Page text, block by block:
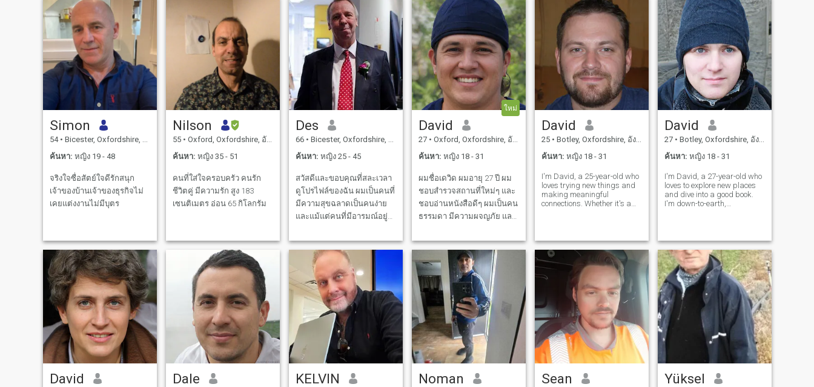
Simon
54 • Bicester, Oxfordshire, อังกฤษ
ค้นหา: หญิง 19 - 48
จริงใจซื่อสัตย์ใจดีรักสนุก
เจ้าของบ้านเจ้าของธุรกิจไม่
เคยแต่งงานไม่มีบุตร
Nilson
55 • Oxford, Oxfordshire, อังกฤษ
ค้นหา: หญิง 35 - 51
คนที่ใส่ใจครอบครัว คนรัก
ชีวิตคู่ มีความรัก สูง 183
เซนติเมตร อ่อน 65 กิโลกรัม
Des
66 • Bicester, Oxfordshire, อังกฤษ
ค้นหา: หญิง 25 - 45
สวัสดีและขอบคุณที่สละเวลา
ดูโปรไฟล์ของฉัน ผมเป็นคนที่
มีความสุขฉลาดเป็นคนง่าย
และแม้แต่คนที่มีอารมณ์อยู่
ของภาคใต้ของอังกฤษใกล้กับ
ฟอร์ดและไม่ไกลจาก
ลอนดอน ฉันได้นำชีวิตที่
กระตือรือร้นและน่าสนใจแต่
ตอนนี้ฉันกำลังมองหาที่จะปัก
หลักกับผู้หญิงที่เหมาะสมที่
ยินดีที่จะย้ายไปยังอังกฤษ เพื่อ
แลกกับความรักและความมุ่ง
มั่นของคุณฉันจะให้เหมือน
กันกับคุณและมากขึ้นในบ้าน
จะอยู่ที่กรุงเทพในวันพฤหัสบดี
ใหม่
David
27 • Oxford, Oxfordshire, อังกฤษ
ค้นหา: หญิง 18 - 31
ผมชื่อเดวิด ผมอายุ 27 ปี ผม
ชอบสํารวจสถานที่ใหม่ๆ และ
ชอบอ่านหนังสือดีๆ ผมเป็นคน
ธรรมดา มีความผจญภัย และ
เป็นการเดินป่าในภูเขา หรือ
การลองร้านอาหารใหม่ ฉัน
พร้อมเสมอที่จะสร้างความ
ทรงจํา และเชื่อมต่อกับจิต
วิญญาณที่คิดเหมือนฉัน
David
25 • Botley, Oxfordshire, อังกฤษ
ค้นหา: หญิง 18 - 31
I'm David, a 25-year-old who
loves trying new things and
making meaningful
connections. Whether it's a
humor, and a shared sense
of adventure in our
relationship.
David
27 • Botley, Oxfordshire, อังกฤษ
ค้นหา: หญิง 18 - 31
I'm David, a 27-year-old who
loves to explore new places
and dive into a good book.
I'm down-to-earth,
trying out new restaurants.
I'm looking for someone who
shares
David Dale KELVIN Noman Sean Yüksel